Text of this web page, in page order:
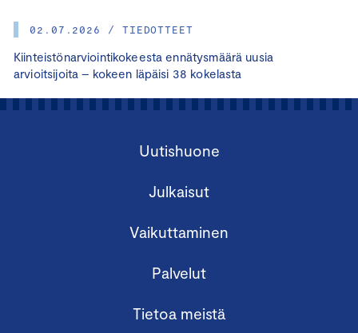
02.07.2026 / TIEDOTTEET
Kiinteistönarviointikokeesta ennätysmäärä uusia
arvioitsijoita – kokeen läpäisi 38 kokelasta
Uutishuone
Julkaisut
Vaikuttaminen
Palvelut
Tietoa meistä